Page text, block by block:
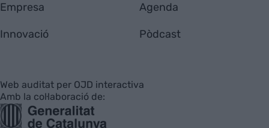
Empresa
Innovació
Agenda
Pòdcast
Web auditat per OJD interactiva
Amb la col·laboració de: